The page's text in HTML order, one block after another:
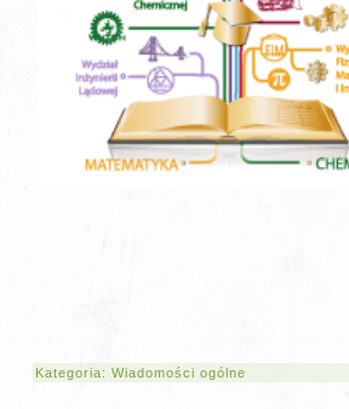
Kategoria:Wiadomości ogólne